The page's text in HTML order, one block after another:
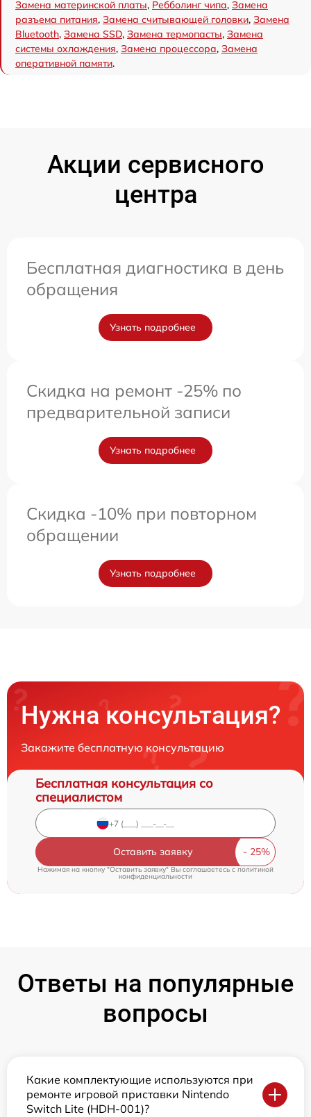
Замена материнской платы, Ребболинг чипа, Замена
разъема питания, Замена считывающей головки, Замена
Bluetooth, Замена SSD, Замена термопасты, Замена
системы охлаждения, Замена процессора, Замена
оперативной памяти.
Акции сервисного
центра
Бесплатная диагностика в день
обращения
Узнать подробнее
Скидка на ремонт -25% по
предварительной записи
Узнать подробнее
Скидка -10% при повторном
обращении
Узнать подробнее
Нужна консультация?
Закажите бесплатную консультацию
Бесплатная консультация со
специалистом
Оставить заявку
Нажимая на кнопку "Оставить заявку" Вы соглашаетесь c политикой
конфиденциальности
Ответы на популярные
вопросы
Какие комплектующие используются при
ремонте игровой приставки Nintendo
Switch Lite (HDH-001)?